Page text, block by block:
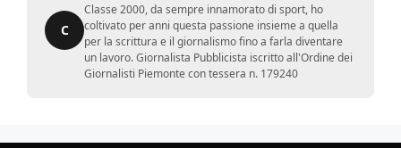
C
Classe 2000, da sempre innamorato di sport, ho
coltivato per anni questa passione insieme a quella
per la scrittura e il giornalismo fino a farla diventare
un lavoro. Giornalista Pubblicista iscritto all'Ordine dei
Giornalisti Piemonte con tessera n. 179240